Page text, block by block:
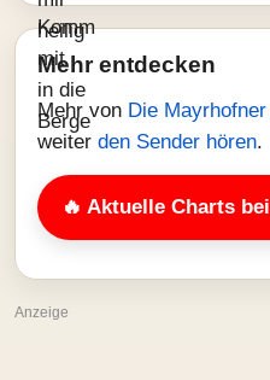
Mehr entdecken
Mehr von Die Mayrhofner
weiter den Sender hören.
🔥 Aktuelle Charts
Anzeige